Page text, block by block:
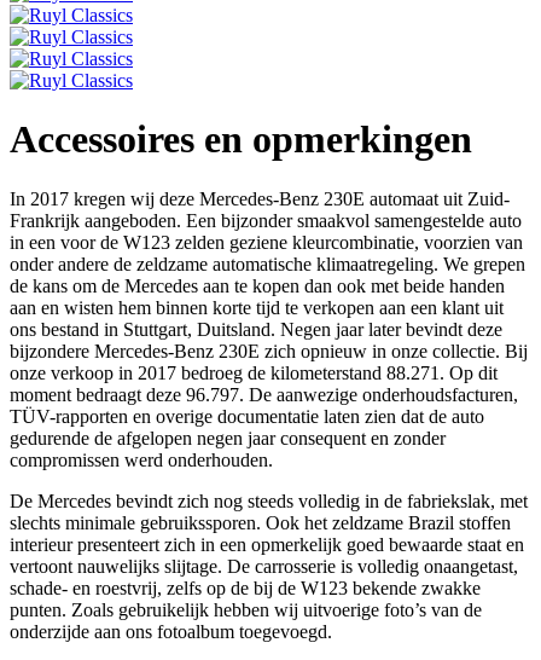
Accessoires en opmerkingen
In 2017 kregen wij deze Mercedes-Benz 230E automaat uit Zuid-
Frankrijk aangeboden. Een bijzonder smaakvol samengestelde auto
in een voor de W123 zelden geziene kleurcombinatie, voorzien van
onder andere de zeldzame automatische klimaatregeling. We grepen
de kans om de Mercedes aan te kopen dan ook met beide handen
aan en wisten hem binnen korte tijd te verkopen aan een klant uit
ons bestand in Stuttgart, Duitsland. Negen jaar later bevindt deze
bijzondere Mercedes-Benz 230E zich opnieuw in onze collectie. Bij
onze verkoop in 2017 bedroeg de kilometerstand 88.271. Op dit
moment bedraagt deze 96.797. De aanwezige onderhoudsfacturen,
TÜV-rapporten en overige documentatie laten zien dat de auto
gedurende de afgelopen negen jaar consequent en zonder
compromissen werd onderhouden.
De Mercedes bevindt zich nog steeds volledig in de fabriekslak, met
slechts minimale gebruikssporen. Ook het zeldzame Brazil stoffen
interieur presenteert zich in een opmerkelijk goed bewaarde staat en
vertoont nauwelijks slijtage. De carrosserie is volledig onaangetast,
schade- en roestvrij, zelfs op de bij de W123 bekende zwakke
punten. Zoals gebruikelijk hebben wij uitvoerige foto’s van de
onderzijde aan ons fotoalbum toegevoegd.